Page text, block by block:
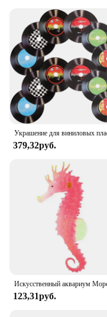
379,32руб.
123,31руб.